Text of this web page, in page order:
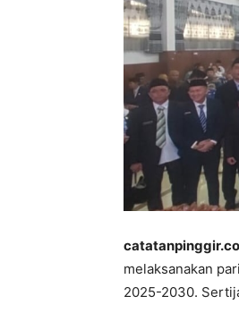
melaksanakan
2025-2030.